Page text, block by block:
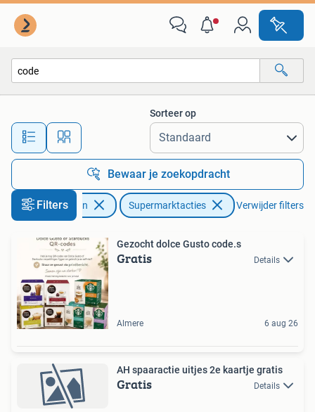
Alle afstanden…
Sorteer op
Bewaar je zoekopdracht
Filters
Verzamelen Supermarktacties Verwijder filters
Gezocht dolce Gusto code.s
Gratis Details
Almere 6 aug 26
AH spaaractie uitjes 2e kaartje gratis
Gratis Details